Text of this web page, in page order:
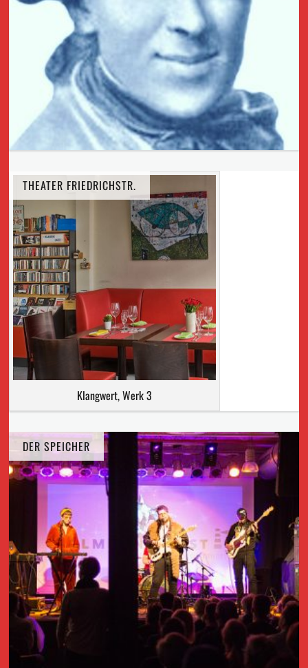
THEATER FRIEDRICHSTR.
Klangwert, Werk 3
DER SPEICHER